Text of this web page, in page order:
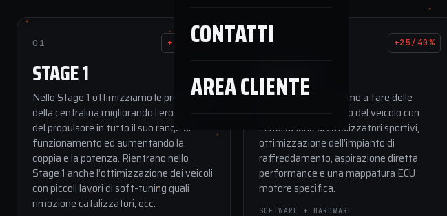
CONTATTI
AREA CLIENTE
01 +15/30%
STAGE 1
Nello Stage 1 ottimizziamo le prestazioni
della centralina migliorando l’erogazione
del propulsore in tutto il suo range di
funzionamento ed aumentando la
coppia e la potenza. Rientrano nello
Stage 1 anche l’ottimizzazione dei veicoli
con piccoli lavori di soft-tuning quali
rimozione catalizzatori, ecc.
02 +25/40%
STAGE 2
Nello Stage 2 andremo a fare delle
modifiche allo scarico del veicolo con
installazione di catalizzatori sportivi,
ottimizzazione dell’impianto di
raffreddamento, aspirazione diretta
performance e una mappatura ECU
motore specifica.
SOFTWARE + HARDWARE